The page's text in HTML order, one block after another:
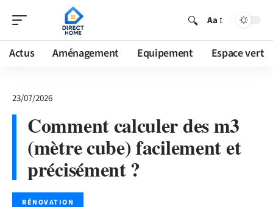
Aa
Actus Aménagement Equipement Espace vert
23/07/2026
Comment calculer des m3
(mètre cube) facilement et
précisément ?
RÉNOVATION